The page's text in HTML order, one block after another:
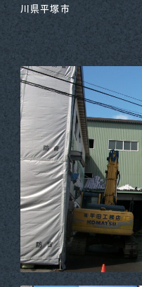
川県平塚市